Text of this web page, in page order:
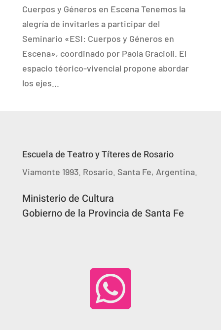
Cuerpos y Géneros en Escena Tenemos la
alegría de invitarles a participar del
Seminario «ESI: Cuerpos y Géneros en
Escena», coordinado por Paola Gracioli. El
espacio téorico-vivencial propone abordar
los ejes...
Escuela de Teatro y Títeres de Rosario
Viamonte 1993. Rosario. Santa Fe, Argentina.
Ministerio de Cultura
Gobierno de la Provincia de Santa Fe
